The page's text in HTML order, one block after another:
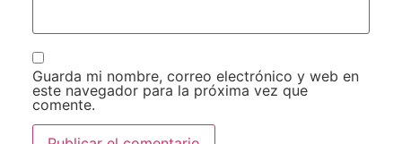
Guarda mi nombre, correo electrónico y web en
este navegador para la próxima vez que
comente.